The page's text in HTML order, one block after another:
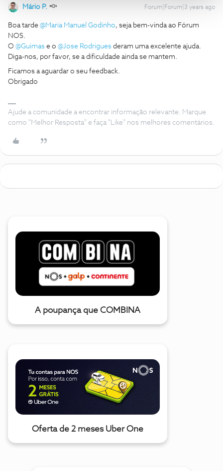
Mário P. Forum|Forum|3 years ago
Boa tarde @Maria Manuel Godinho, seja bem-vinda ao Fórum
NOS.
O @Guimas e o @Jose Rodrigues deram uma excelente ajuda.
Diga-nos, por favor, se a dificuldade ainda se mantem.
Ficamos a aguardar o seu feedback.
Obrigado
Ajude a comunidade a encontrar informação relevante. Marque
como "Melhor Resposta" e faça "Like" nos melhores comentários.
A poupança que COMBINA
Oferta de 2 meses Uber One